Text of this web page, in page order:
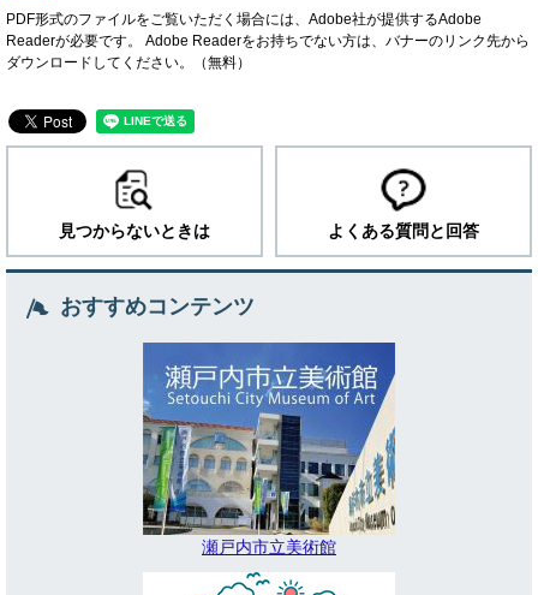
PDF形式のファイルをご覧いただく場合には、Adobe社が提供するAdobe
Readerが必要です。
Adobe Readerをお持ちでない方は、バナーのリンク先から
ダウンロードしてください。（無料）
見つからないときは よくある質問と回答
おすすめコンテンツ
瀬戸内市立美術館